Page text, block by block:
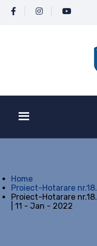
Home
Proiect-Hotarare
Proiect-Hotarare
| 11 - Jan - 2022